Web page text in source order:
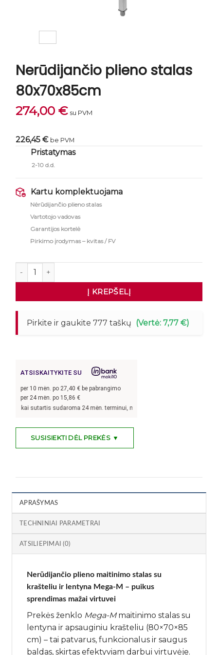
Nerūdijančio plieno stalas
80x70x85cm
274,00 € su PVM
226,45 € be PVM
Pristatymas
2-10 d.d.
Kartu komplektuojama
Nėrūdijančio plieno stalas
Vartotojo vadovas
Garantijos kortelė
Pirkimo įrodymas – kvitas / FV
produkto kiekis: Nerūdijančio plieno stalas 80x70x85cm
Į KREPŠELĮ
Pirkite ir gaukite 777 taškų (Vertė: 7,77 €)
ATSISKAITYKITE SU
per 10 mėn. po 27,40 € be pabrangimo
per 24 mėn. po 15,86 €
kai sutartis sudaroma 24 mėn. terminui, metinė palūkanų norma –
SUSISIEKTI DĖL PREKĖS ▼
APRAŠYMAS
TECHNINIAI PARAMETRAI
ATSILIEPIMAI (0)
Nerūdijančio plieno maitinimo stalas su
krašteliu ir lentyna Mega-M – puikus
sprendimas mažai virtuvei
Prekės ženklo Mega-Mmaitinimo stalas su
lentyna ir apsauginiu krašteliu (80×70×85
cm) – tai patvarus, funkcionalus ir saugus
baldas, skirtas efektyviam darbui virtuvėje.